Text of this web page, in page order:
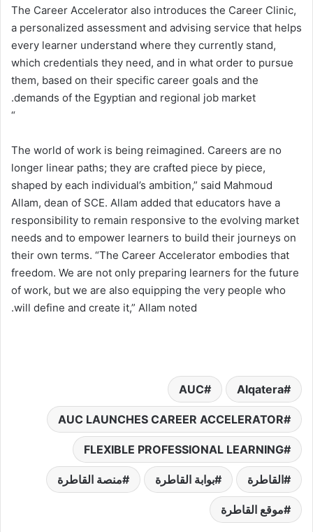
The Career Accelerator also introduces the Career Clinic,
a personalized assessment and advising service that helps
every learner understand where they currently stand,
which credentials they need, and in what order to pursue
them, based on their specific career goals and the
demands of the Egyptian and regional job market.
“
The world of work is being reimagined. Careers are no
longer linear paths; they are crafted piece by piece,
shaped by each individual’s ambition,” said Mahmoud
Allam, dean of SCE. Allam added that educators have a
responsibility to remain responsive to the evolving market
needs and to empower learners to build their journeys on
their own terms. “The Career Accelerator embodies that
freedom. We are not only preparing learners for the future
of work, but we are also equipping the very people who
will define and create it,” Allam noted.
Alqatera
AUC
AUC LAUNCHES CAREER ACCELERATOR
FLEXIBLE PROFESSIONAL LEARNING
القاطرة بوابة القاطرة منصة القاطرة
موقع القاطرة